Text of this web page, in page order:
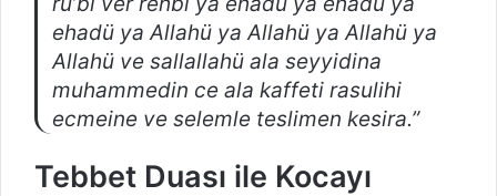
ehadü ya Allahü ya Allahü ya Allahü ya
Allahü ve sallallahü ala seyyidina
muhammedin ce ala kaffeti rasulihi
ecmeine ve selemle teslimen kesira.”
Tebbet Duası ile Kocayı